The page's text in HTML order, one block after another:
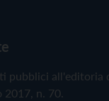
pubblici all'editoria
n. 70.